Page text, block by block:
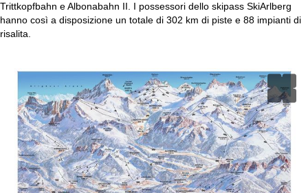
Trittkopfbahn e Albonabahn II. I possessori dello skipass SkiArlberg
hanno così a disposizione un totale di 302 km di piste e 88 impianti di
risalita.